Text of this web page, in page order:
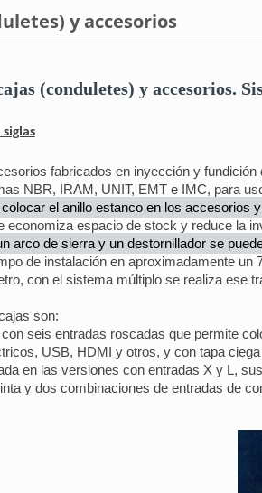
y accesorios
(conduletes) y accesorios.
siglas
fabricados en inyección y
NBR, IRAM, UNIT, EMT e IMC, para
el anillo estanco en los accesorios
economiza espacio de stock y reduce la
arco de sierra y un destornillador se
de instalación en aproximadamente
con el sistema múltiplo se realiza ese
son:
seis entradas roscadas que permite
USB, HDMI y otros, y con tapa
en las versiones con entradas X y L,
y dos combinaciones de entradas de